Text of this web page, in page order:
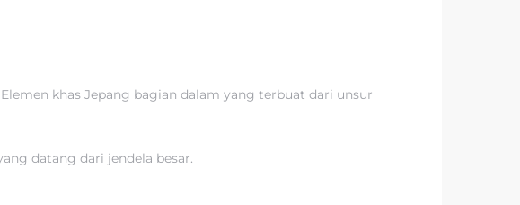
khas Jepang bagian dalam yang terbuat dari unsur
datang dari jendela besar.